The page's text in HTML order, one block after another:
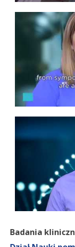
Badania